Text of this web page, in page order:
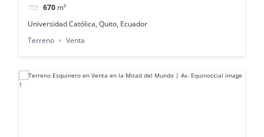
670 m²
Universidad Católica, Quito, Ecuador
Terreno
Venta